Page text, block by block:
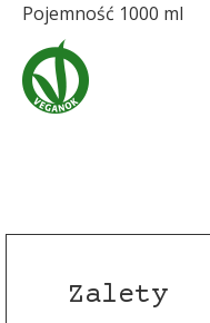
Pojemność 1000 ml
Zalety